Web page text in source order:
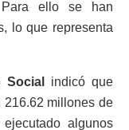
ello se han
lo que representa
Social
indicó que
216.62 millones de
algunos